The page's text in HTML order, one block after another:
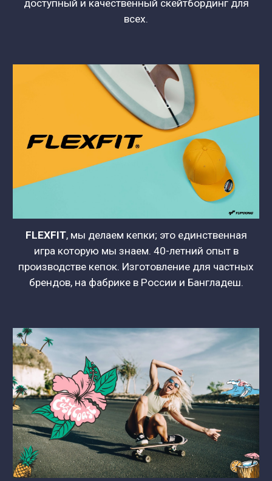
доступный и качественный скейтбординг для
всех.
FLEXFIT, мы делаем кепки; это единственная
игра которую мы знаем. 40-летний опыт в
производстве кепок. Изготовление для частных
брендов, на фабрике в России и Бангладеш.